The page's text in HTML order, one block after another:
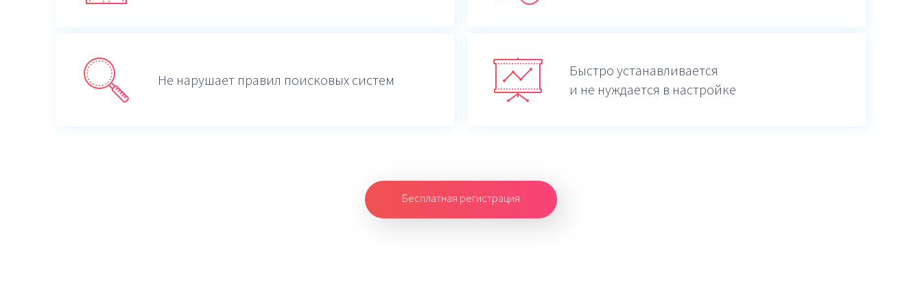
Не нарушает правил поисковых систем
Быстро устанавливается
и не нуждается в настройке
Бесплатная регистрация